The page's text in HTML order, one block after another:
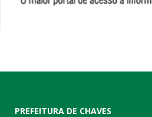
PREFEITURA DE CHAVES